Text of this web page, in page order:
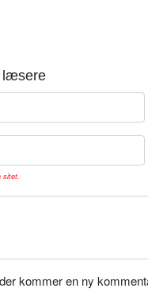
læsere
sitet.
kommer en ny